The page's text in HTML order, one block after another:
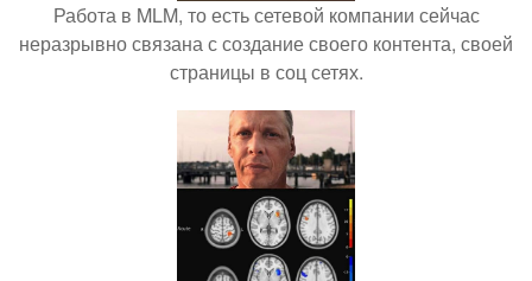
Работа в MLM, то есть сетевой компании сейчас
неразрывно связана с создание своего контента, своей
страницы в соц сетях.